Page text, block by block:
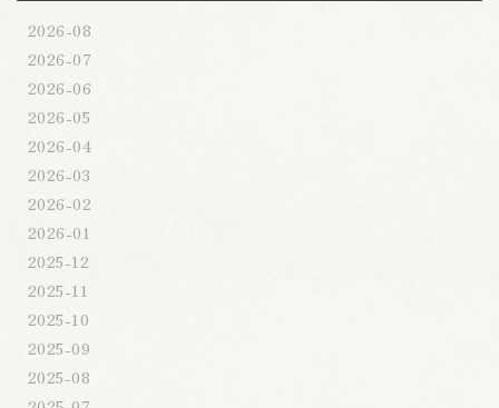
2026-08
2026-07
2026-06
2026-05
2026-04
2026-03
2026-02
2026-01
2025-12
2025-11
2025-10
2025-09
2025-08